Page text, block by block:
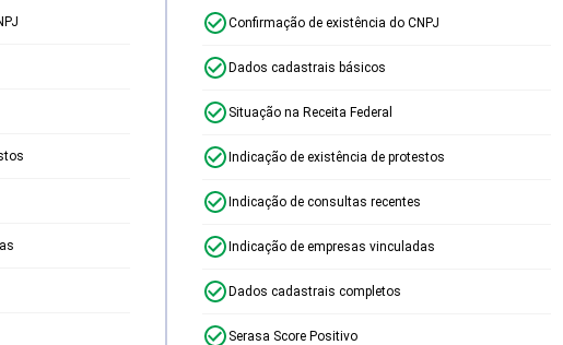
Confirmação de existência do CNPJ
Dados cadastrais básicos
Situação na Receita Federal
Indicação de existência de protestos
Indicação de consultas recentes
Indicação de empresas vinculadas
Dados cadastrais completos
Serasa Score Positivo